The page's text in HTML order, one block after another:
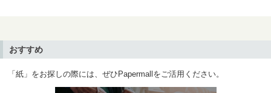
おすすめ
「紙」をお探しの際には、ぜひPapermallをご活用ください。